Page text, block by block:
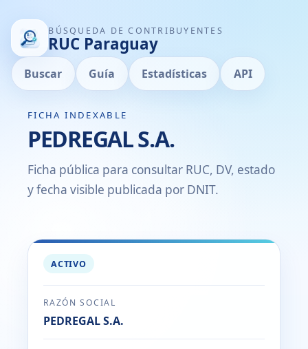
BÚSQUEDA DE CONTRIBUYENTES
RUC Paraguay
Buscar Guía Estadísticas API
FICHA INDEXABLE
PEDREGAL S.A.
Ficha pública para consultar RUC, DV, estado
y fecha visible publicada por DNIT.
ACTIVO
RAZÓN SOCIAL
PEDREGAL S.A.